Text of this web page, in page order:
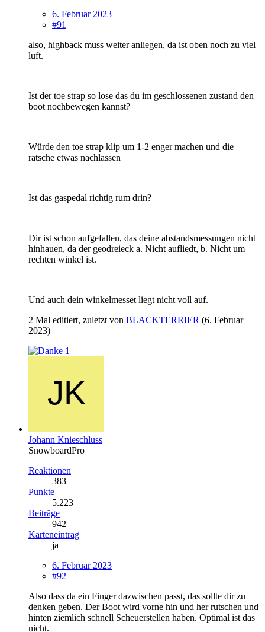
6. Februar 2023
#91
also, highback muss weiter anliegen, da ist oben noch zu viel
luft.
Ist der toe strap so lose das du im geschlossenen zustand den
boot nochbewegen kannst?
Würde den toe strap klip um 1-2 enger machen und die
ratsche etwas nachlassen
Ist das gaspedal richtig rum drin?
Dir ist schon aufgefallen, das deine abstandsmessungen nicht
hinhauen, da der geodreieck a. Nicht aufliedt, b. Nicht um
rechten winkel ist.
Und auch dein winkelmesset liegt nicht voll auf.
2 Mal editiert, zuletzt von BLACKTERRIER (6. Februar
2023)
1
Johann Knieschluss
SnowboardPro
Reaktionen
383
Punkte
5.223
Beiträge
942
Karteneintrag
ja
6. Februar 2023
#92
Also dass da ein Finger dazwischen passt, das sollte dir zu
denken geben. Der Boot wird vorne hin und her rutschen und
hinten ziemlich schnell Scheuerstellen haben. Optimal ist das
nicht.